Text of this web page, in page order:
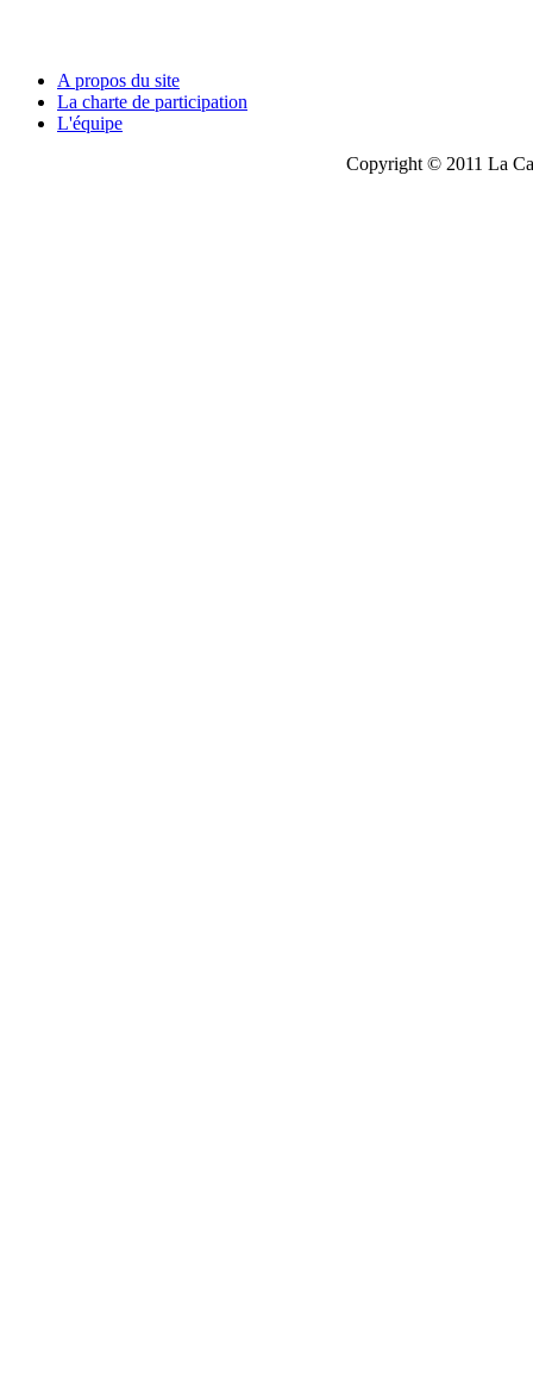
A propos du site
La charte de participation
L'équipe
Copyright © 2011 La